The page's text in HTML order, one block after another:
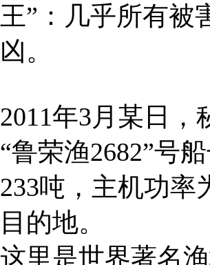
王”：几乎所有被
凶。
2011年3月某日
“鲁荣渔2682”号
233吨，主机功率
目的地。
这里是世界著名